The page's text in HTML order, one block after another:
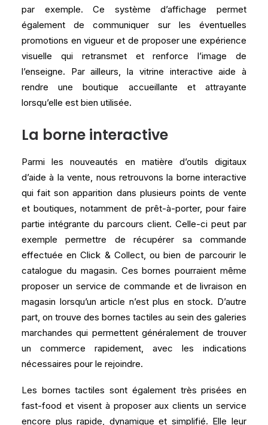
par exemple. Ce système d’affichage permet
également de communiquer sur les éventuelles
promotions en vigueur et de proposer une expérience
visuelle qui retransmet et renforce l’image de
l’enseigne. Par ailleurs, la vitrine interactive aide à
rendre une boutique accueillante et attrayante
lorsqu’elle est bien utilisée.
La borne interactive
Parmi les nouveautés en matière d’outils digitaux
d’aide à la vente, nous retrouvons la borne interactive
qui fait son apparition dans plusieurs points de vente
et boutiques, notamment de prêt-à-porter, pour faire
partie intégrante du parcours client. Celle-ci peut par
exemple permettre de récupérer sa commande
effectuée en Click & Collect, ou bien de parcourir le
catalogue du magasin. Ces bornes pourraient même
proposer un service de commande et de livraison en
magasin lorsqu’un article n’est plus en stock. D’autre
part, on trouve des bornes tactiles au sein des galeries
marchandes qui permettent généralement de trouver
un commerce rapidement, avec les indications
nécessaires pour le rejoindre.
Les bornes tactiles sont également très prisées en
fast-food et visent à proposer aux clients un service
encore plus rapide, dynamique et simplifié. Elle leur